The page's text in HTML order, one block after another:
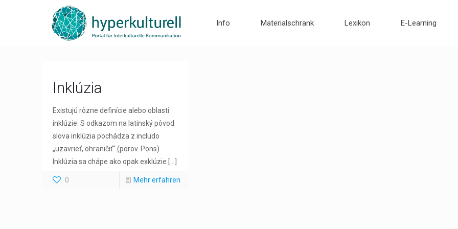
Info Materialschrank Lexikon E-Learning
Inklúzia
Existujú rôzne definície alebo oblasti
inklúzie. S odkazom na latinský pôvod
slova inklúzia pochádza z includo
„uzavrieť, ohraničiť“ (porov. Pons).
Inklúzia sa chápe ako opak exklúzie
0 Mehr erfahren